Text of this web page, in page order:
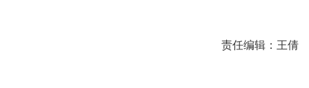
责任编辑：王倩